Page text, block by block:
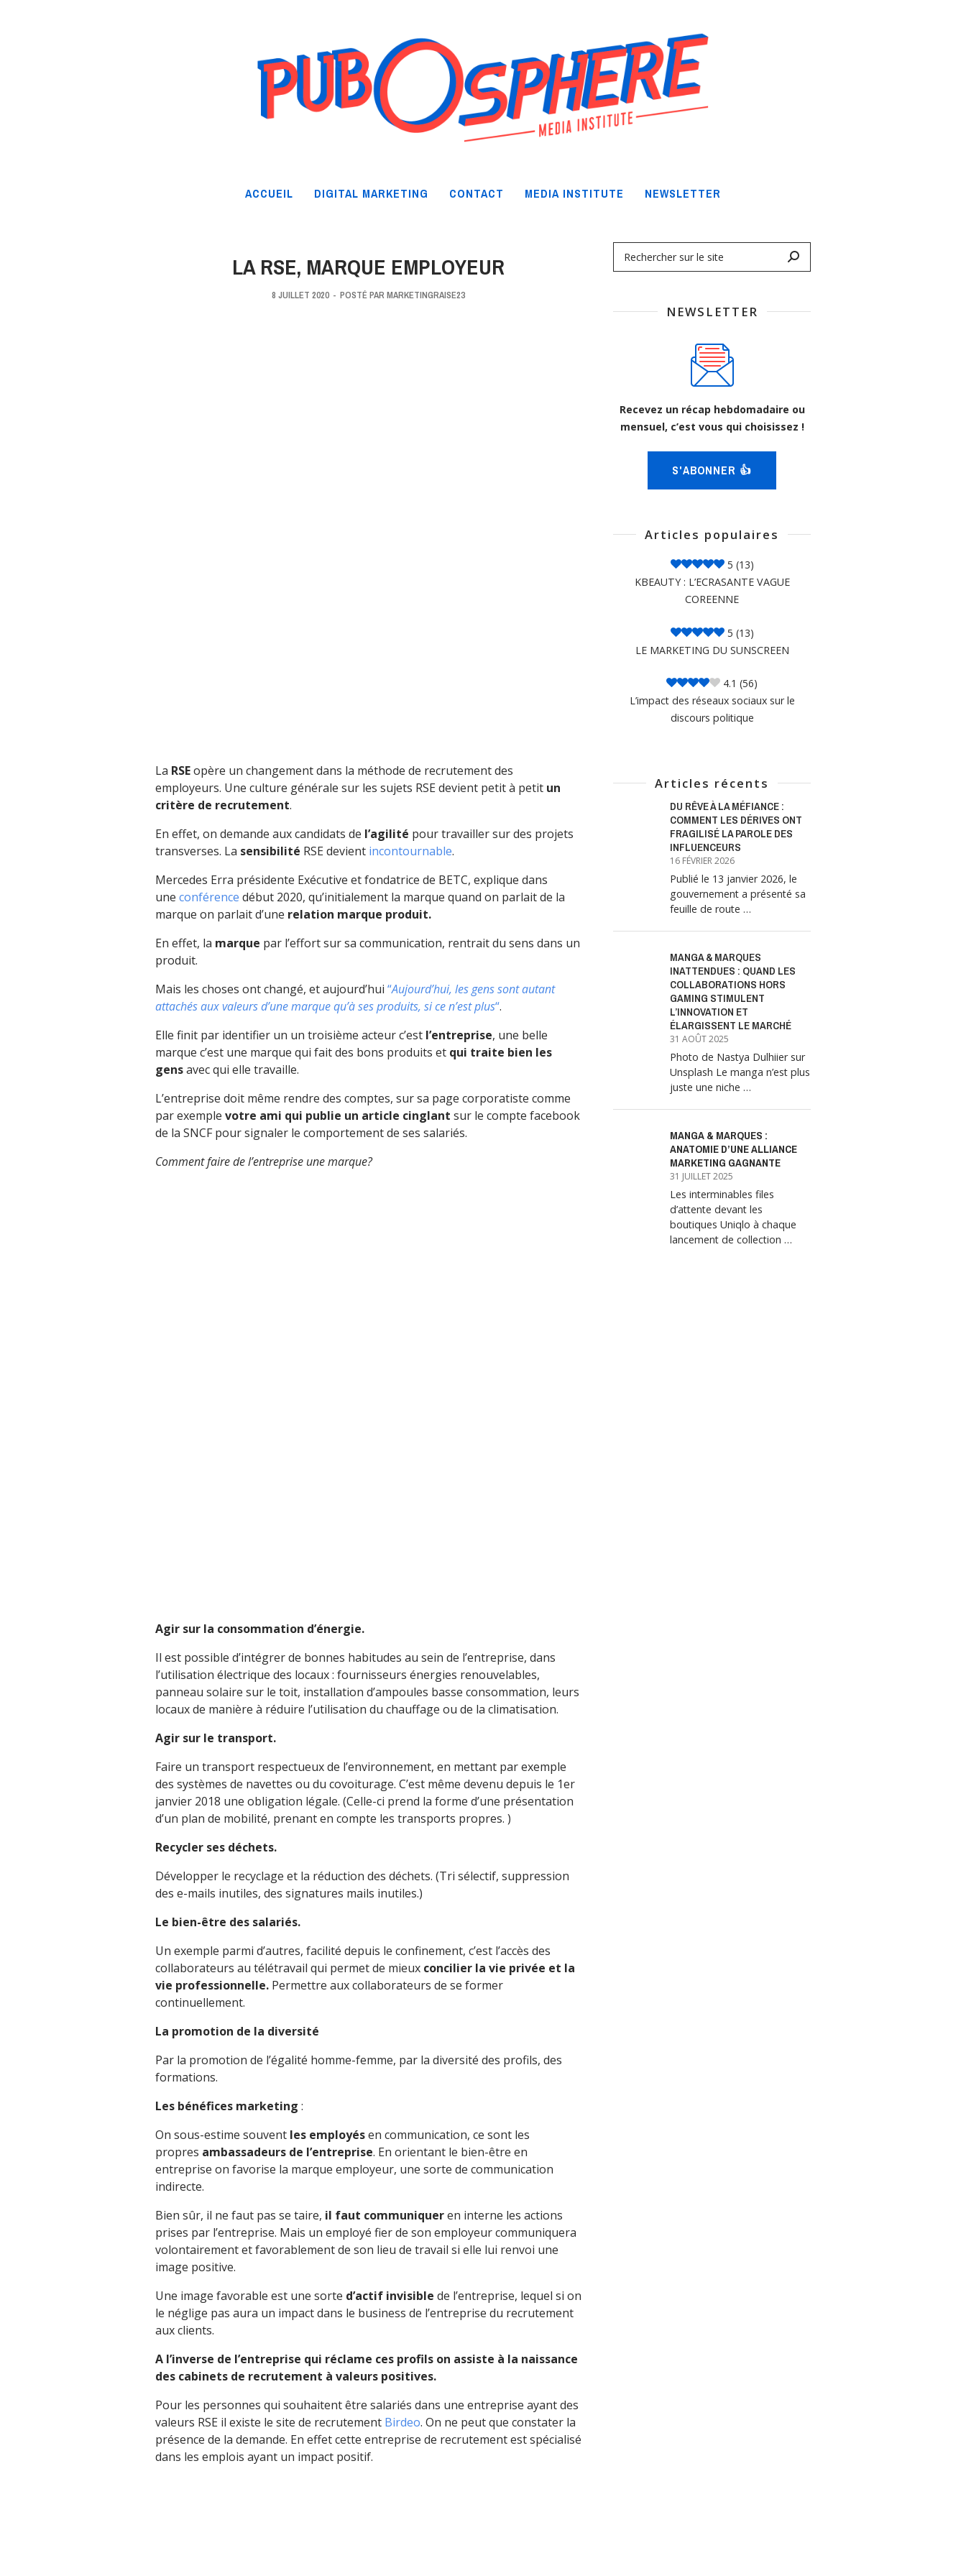
ACCUEIL DIGITAL MARKETING CONTACT MEDIA INSTITUTE NEWSLETTER
LA RSE, MARQUE EMPLOYEUR
8 JUILLET 2020 - POSTÉ PARMARKETINGRAISE23
La RSEopère un changement dans la méthode de recrutement des
employeurs. Une culture générale sur les sujets RSE devient petit à petit un
critère de recrutement.
En effet, on demande aux candidats de l’agilité pour travailler sur des projets
transverses. La sensibilité RSE devient incontournable.
Mercedes Erra présidente Exécutive et fondatrice de BETC, explique dans
une conférence début 2020, qu’initialement la marque quand on parlait de la
marque on parlait d’une relation marque produit.
En effet, la marque par l’effort sur sa communication, rentrait du sens dans un
produit.
Mais les choses ont changé, et aujourd’hui “Aujourd’hui, les gens sont autant
attachés aux valeurs d’une marque qu’à ses produits, si ce n’est plus“.
Elle finit par identifier un un troisième acteur c’est l’entreprise, une belle
marque c’est une marque qui fait des bons produits et qui traite bien les
gensavec qui elle travaille.
L’entreprise doit même rendre des comptes, sur sa page corporatiste comme
par exemple votre ami qui publie un article cinglant sur le compte facebook
de la SNCF pour signaler le comportement de ses salariés.
Comment faire de l’entreprise une marque?
Agir sur la consommation d’énergie.
Il est possible d’intégrer de bonnes habitudes au sein de l’entreprise, dans
l’utilisation électrique des locaux : fournisseurs énergies renouvelables,
panneau solaire sur le toit, installation d’ampoules basse consommation, leurs
locaux de manière à réduire l’utilisation du chauffage ou de la climatisation.
Agir sur le transport.
Faire un transport respectueux de l’environnement, en mettant par exemple
des systèmes de navettes ou du covoiturage. C’est même devenu depuis le 1er
janvier 2018 une obligation légale. (Celle-ci prend la forme d’une présentation
d’un plan de mobilité, prenant en compte les transports propres. )
Recycler ses déchets.
Développer le recyclage et la réduction des déchets. (Tri sélectif, suppression
des e-mails inutiles, des signatures mails inutiles.)
Le bien-être des salariés.
Un exemple parmi d’autres, facilité depuis le confinement, c’est l’accès des
collaborateurs au télétravail qui permet de mieux concilier la vie privée et la
vie professionnelle. Permettre aux collaborateurs de se former
continuellement.
La promotion de la diversité
Par la promotion de l’égalité homme-femme, par la diversité des profils, des
formations.
Les bénéfices marketing :
On sous-estime souvent les employésen communication, ce sont les
propres ambassadeurs de l’entreprise. En orientant le bien-être en
entreprise on favorise la marque employeur, une sorte de communication
indirecte.
Bien sûr, il ne faut pas se taire, il faut communiqueren interne les actions
prises par l’entreprise. Mais un employé fier de son employeur communiquera
volontairement et favorablement de son lieu de travail si elle lui renvoi une
image positive.
Une image favorable est une sorte d’actif invisible de l’entreprise, lequel si on
le néglige pas aura un impact dans le business de l’entreprise du recrutement
aux clients.
A l’inverse de l’entreprise qui réclame ces profils on assiste à la naissance
des cabinets de recrutement à valeurs positives.
Pour les personnes qui souhaitent être salariés dans une entreprise ayant des
valeurs RSE il existe le site de recrutement Birdeo. On ne peut que constater la
présence de la demande. En effet cette entreprise de recrutement est spécialisé
dans les emplois ayant un impact positif.
NEWSLETTER
Recevez un récap hebdomadaire ou
mensuel, c’est vous qui choisissez !
S'ABONNER 👍
Articles populaires
5 (13)
KBEAUTY : L’ECRASANTE VAGUE
COREENNE
5 (13)
LE MARKETING DU SUNSCREEN
4.1 (56)
L’impact des réseaux sociaux sur le
discours politique
Articles récents
DU RÊVE À LA MÉFIANCE :
COMMENT LES DÉRIVES ONT
FRAGILISÉ LA PAROLE DES
INFLUENCEURS
16 FÉVRIER 2026
Publié le 13 janvier 2026, le
gouvernement a présenté sa
feuille de route …
MANGA & MARQUES
INATTENDUES : QUAND LES
COLLABORATIONS HORS
GAMING STIMULENT
L’INNOVATION ET
ÉLARGISSENT LE MARCHÉ
31 AOÛT 2025
Photo de Nastya Dulhiier sur
Unsplash Le manga n’est plus
juste une niche …
MANGA & MARQUES :
ANATOMIE D’UNE ALLIANCE
MARKETING GAGNANTE
31 JUILLET 2025
Les interminables files
d’attente devant les
boutiques Uniqlo à chaque
lancement de collection …